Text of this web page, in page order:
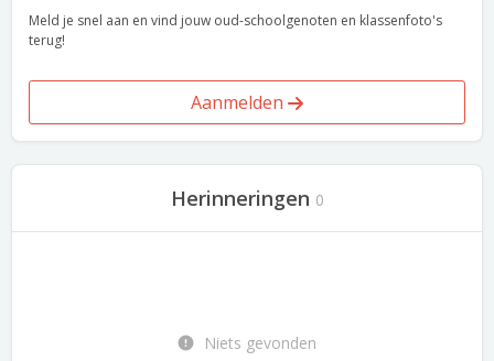
Meld je snel aan en vind jouw oud-schoolgenoten en klassenfoto's
terug!
Aanmelden
Herinneringen 0
Niets gevonden